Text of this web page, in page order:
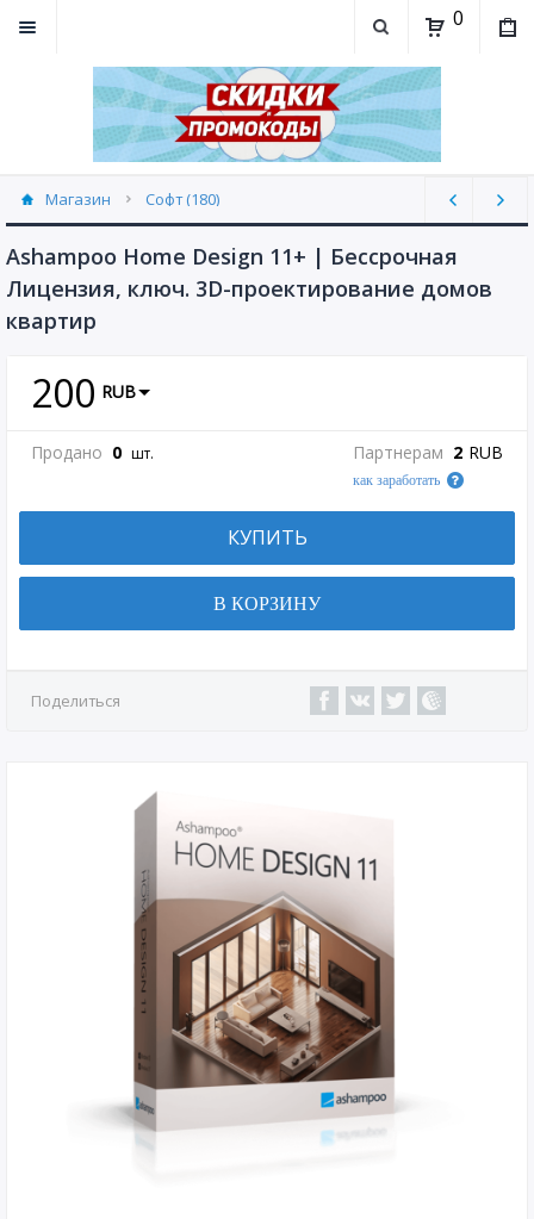
0
Магазин Софт (180)
Ashampoo Home Design 11+ | Бессрочная
Лицензия, ключ. 3D-проектирование домов
квартир
200 RUB
Продано 0 шт. Партнерам 2 RUB
как заработать
КУПИТЬ
В КОРЗИНУ
Поделиться